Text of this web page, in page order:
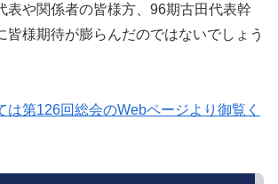
表や関係者の皆様方、96期古田代表幹
皆様期待が膨らんだのではないでしょう
は第126回総会のWebページより御覧く